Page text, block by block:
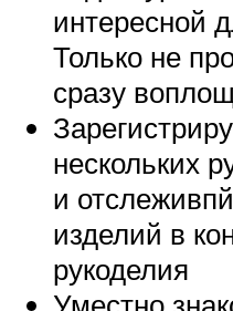
интересной
Только не
сразу
нескольких
и
изделий в
рукоделия